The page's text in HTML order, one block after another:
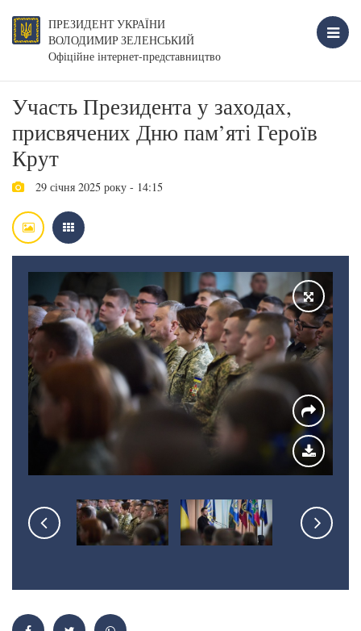
ПРЕЗИДЕНТ УКРАЇНИ
ВОЛОДИМИР ЗЕЛЕНСЬКИЙ
Офіційне інтернет-представництво
Участь Президента у заходах,
присвячених Дню пам’яті Героїв
Крут
29 січня 2025 року - 14:15